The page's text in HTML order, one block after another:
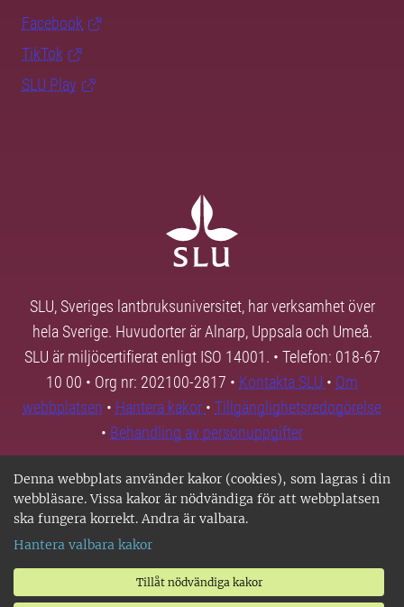
Denna webbplats använder kakor (cookies), som lagras i din
webbläsare. Vissa kakor är nödvändiga för att webbplatsen
ska fungera korrekt. Andra är valbara.
Hantera valbara kakor
Tillåt nödvändiga kakor
Facebook
TikTok
SLU Play
SLU, Sveriges lantbruksuniversitet, har verksamhet över
hela Sverige. Huvudorter är Alnarp, Uppsala och Umeå.
SLU är miljöcertifierat enligt ISO 14001. • Telefon: 018-67
10 00 • Org nr: 202100-2817 • Kontakta SLU • Om
webbplatsen • Hantera kakor • Tillgänglighetsredogörelse
• Behandling av personuppgifter